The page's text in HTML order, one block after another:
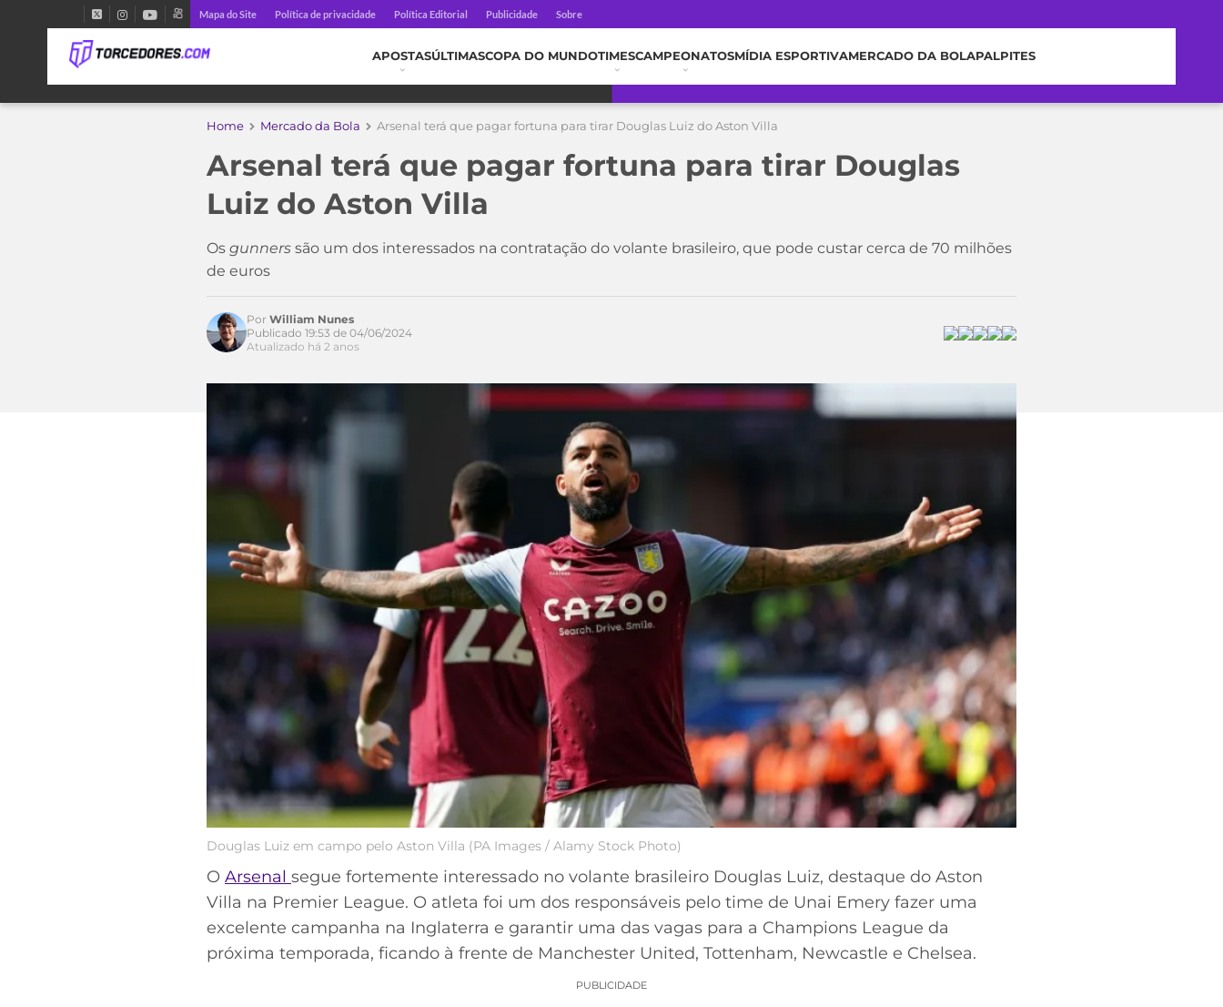
Mapa do Site Política de privacidade Política Editorial Publicidade Sobre
APOSTASÚLTIMASCOPA DO MUNDOTIMESCAMPEONATOSMÍDIA ESPORTIVAMERCADO DA BOLAPALPITES
Home Mercado da Bola Arsenal terá que pagar fortuna para tirar Douglas Luiz do Aston Villa
Arsenal terá que pagar fortuna para tirar Douglas
Luiz do Aston Villa
Os gunners são um dos interessados na contratação do volante brasileiro, que pode custar cerca de 70 milhões
de euros
Por William Nunes
Publicado 19:53 de 04/06/2024
Atualizado há 2 anos
Douglas Luiz em campo pelo Aston Villa (PA Images / Alamy Stock Photo)
O Arsenal segue fortemente interessado no volante brasileiro Douglas Luiz, destaque do Aston
Villa na Premier League. O atleta foi um dos responsáveis pelo time de Unai Emery fazer uma
excelente campanha na Inglaterra e garantir uma das vagas para a Champions League da
próxima temporada, ficando à frente de Manchester United, Tottenham, Newcastle e Chelsea.
PUBLICIDADE